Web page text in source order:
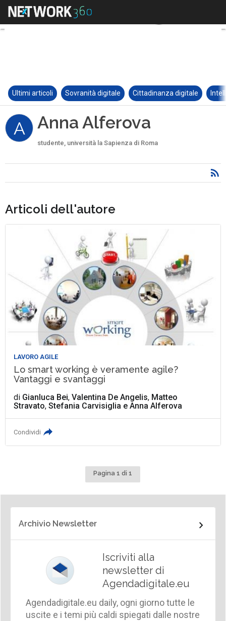
Ultimi articoli Sovranità digitale Cittadinanza digitale
A Anna Alferova
studente, università la Sapienza di Roma
Articoli dell'autore
LAVORO AGILE
Lo smart working è veramente agile?
Vantaggi e svantaggi
di Gianluca Bei,Valentina De Angelis, Matteo
Stravato,Stefania Carvisiglia eAnna Alferova
Condividi
Pagina 1 di 1
Archivio Newsletter
Iscriviti alla
newsletter di
Agendadigitale.eu
Agendadigitale.eu daily, ogni giorno tutte le
uscite e i temi più caldi spiegati dalle nostre